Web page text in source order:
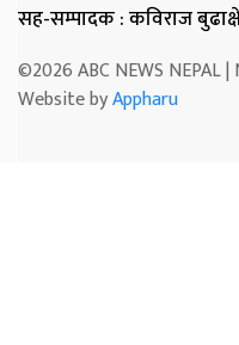
सह-सम्पादक: कविराज
©2026 ABC NEWS NEPAL
Website byAppharu